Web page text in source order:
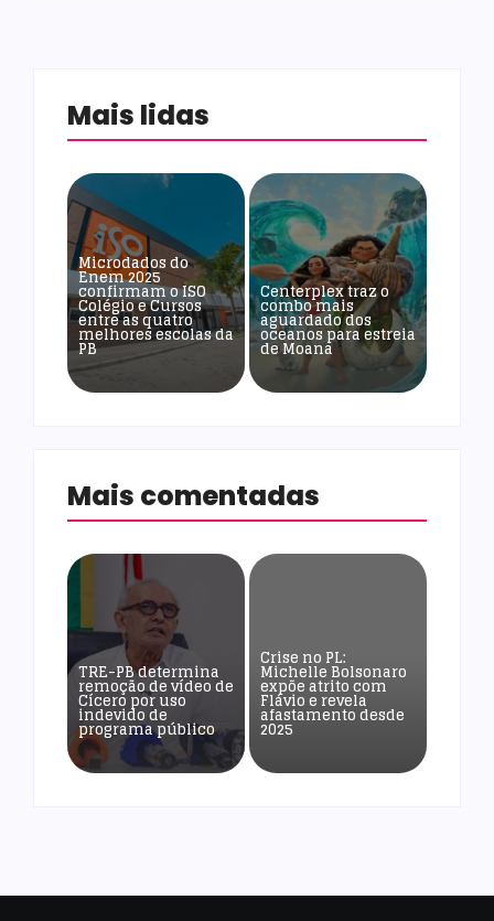
Mais lidas
Microdados do
Enem 2025
confirmam o ISO
Colégio e Cursos
entre as quatro
melhores escolas da
PB
Centerplex traz o
combo mais
aguardado dos
oceanos para estreia
de Moana
Mais comentadas
TRE-PB determina
remoção de vídeo de
Cícero por uso
indevido de
programa público
Crise no PL:
Michelle Bolsonaro
expõe atrito com
Flávio e revela
afastamento desde
2025